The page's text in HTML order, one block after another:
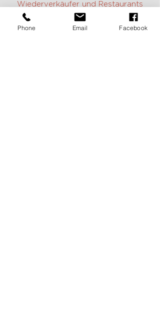
Wiederverkäufer und Restaurants
Kontakt
Phone Email Facebook